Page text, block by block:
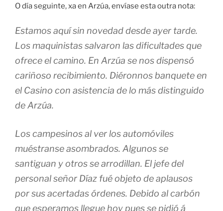
O día seguinte, xa en Arzúa, envíase esta outra nota:
Estamos aquí sin novedad desde ayer tarde.
Los maquinistas salvaron las dificultades que
ofrece el camino. En Arzúa se nos dispensó
cariñoso recibimiento. Diéronnos banquete en
el Casino con asistencia de lo más distinguido
de Arzúa.
Los campesinos al ver los automóviles
muéstranse asombrados. Algunos se
santiguan y otros se arrodillan. El jefe del
personal señor Díaz fué objeto de aplausos
por sus acertadas órdenes. Debido al carbón
que esperamos llegue hoy pues se pidió á